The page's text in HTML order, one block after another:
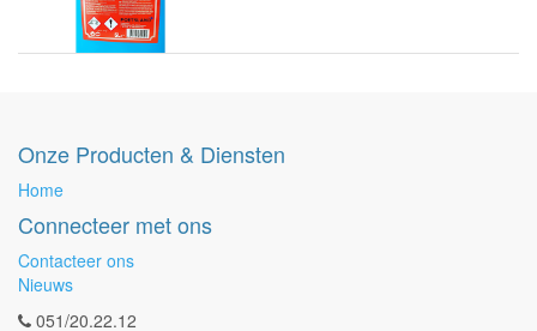
Onze Producten & Diensten
Home
Connecteer met ons
Contacteer ons
Nieuws
051/20.22.12